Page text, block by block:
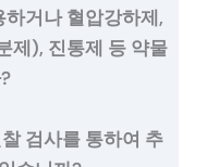
거나 혈압강하제,
제), 진통제 등 약물
검사를 통하여 추